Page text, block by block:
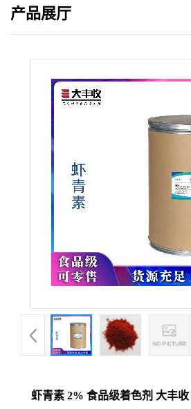
产品展厅
虾青素 2% 食品级着色剂 大丰收